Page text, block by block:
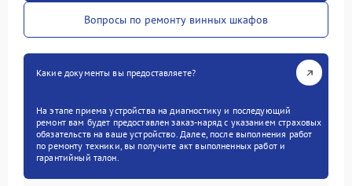
Вопросы по ремонту винных шкафов
Какие документы вы предоставляете?
На этапе приема устройства на диагностику и последующий
ремонт вам будет предоставлен заказ-наряд с указанием страховых
обязательств на ваше устройство. Далее, после выполнения работ
по ремонту техники, вы получите акт выполненных работ и
гарантийный талон.